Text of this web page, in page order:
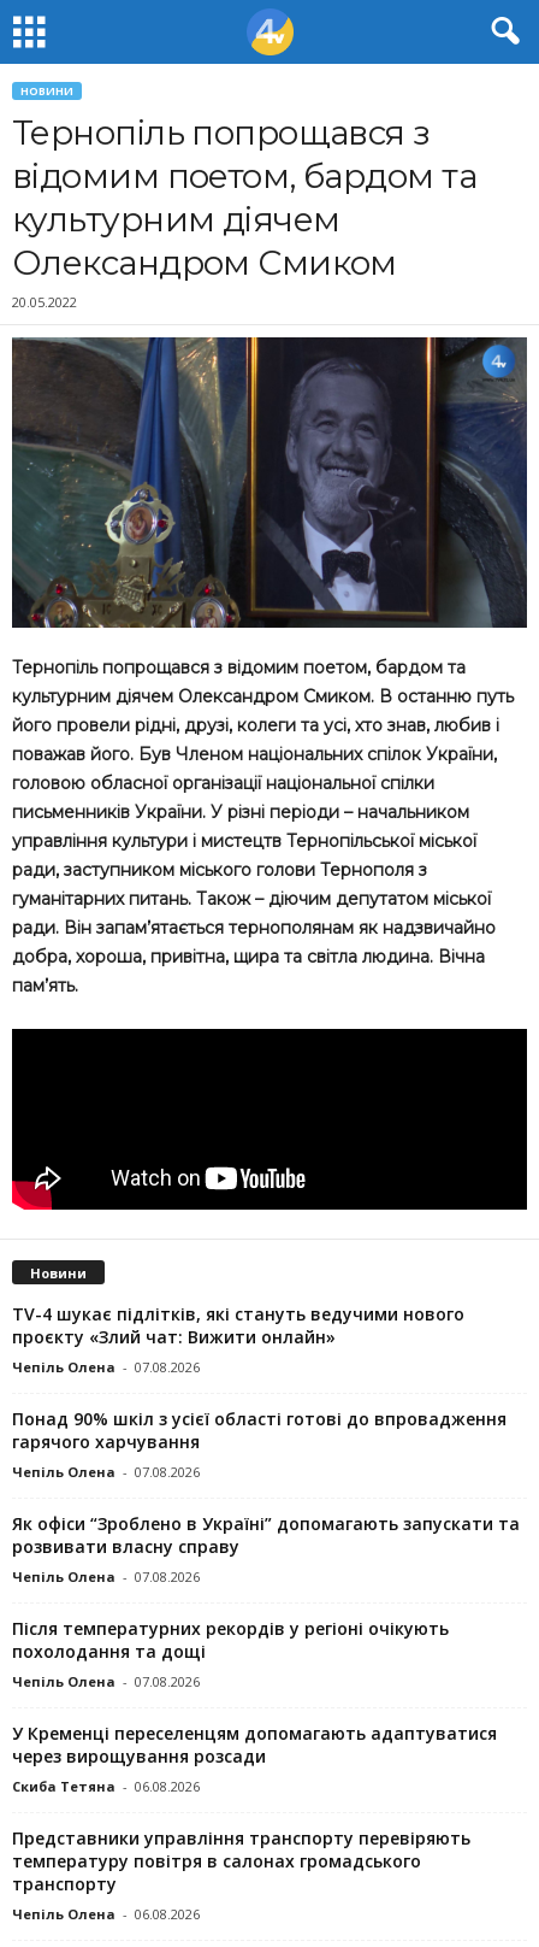
НОВИНИ
Тернопіль попрощався з
відомим поетом, бардом та
культурним діячем
Олександром Смиком
20.05.2022
Тернопіль попрощався з відомим поетом, бардом та
культурним діячем Олександром Смиком. В останню путь
його провели рідні, друзі, колеги та усі, хто знав, любив і
поважав його. Був Членом національних спілок України,
головою обласної організації національної спілки
письменників України. У різні періоди – начальником
управління культури і мистецтв Тернопільської міської
ради, заступником міського голови Тернополя з
гуманітарних питань. Також – діючим депутатом міської
ради. Він запам’ятається тернополянам як надзвичайно
добра, хороша, привітна, щира та світла людина. Вічна
пам’ять.
Новини
TV-4 шукає підлітків, які стануть ведучими нового
проєкту «Злий чат: Вижити онлайн»
Чепіль Олена - 07.08.2026
Понад 90% шкіл з усієї області готові до впровадження
гарячого харчування
Чепіль Олена - 07.08.2026
Як офіси “Зроблено в Україні” допомагають запускaти та
розвивати власну справу
Чепіль Олена - 07.08.2026
Після температурних рекордів у регіоні очікують
похолодання та дощі
Чепіль Олена - 07.08.2026
У Кременці переселенцям допомагають адаптуватися
через вирощування розсади
Скиба Тетяна - 06.08.2026
Представники управління транспорту перевіряють
температуру повітря в салонах громадського
транспорту
Чепіль Олена - 06.08.2026